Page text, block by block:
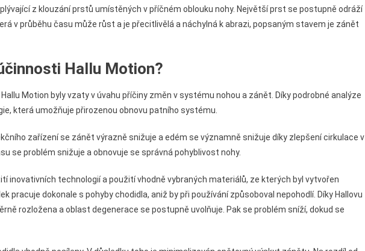
z klouzání prstů umístěných v příčném oblouku nohy. Největší prst se postupně odráží
v průběhu času může růst a je přecitlivělá a náchylná k abrazi, popsaným stavem je zánět
Hallu Motion?
Motion byly vzaty v úvahu příčiny změn v systému nohou a zánět. Díky podrobné analýze
která umožňuje přirozenou obnovu patního systému.
zařízení se zánět výrazně snižuje a edém se významně snižuje díky zlepšení cirkulace v
se problém snižuje a obnovuje se správná pohyblivost nohy.
inovativních technologií a použití vhodně vybraných materiálů, ze kterých byl vytvořen
pracuje dokonale s pohyby chodidla, aniž by při používání způsoboval nepohodlí. Díky Hallovu
rozložena a oblast degenerace se postupně uvolňuje. Pak se problém sníží, dokud se